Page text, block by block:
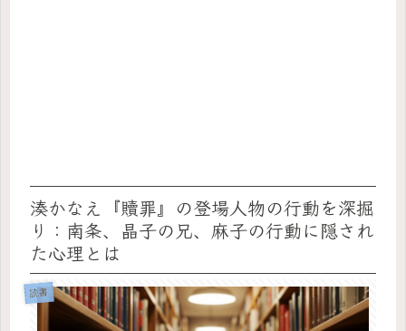
湊かなえ『贖罪』の登場人物の行動を深掘
り：南条、晶子の兄、麻子の行動に隠され
た心理とは
読書